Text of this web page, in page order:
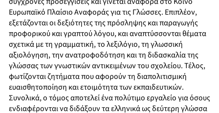
Ευρωπαϊκό Πλαίσιο Αναφοράς για τις Γλώσσες. Επιπλέον,
εξετάζονται οι δεξιότητες της πρόσληψης και παραγωγής
προφορικού και γραπτού λόγου, και αναπτύσσονται θέματα
σχετικά με τη γραμματική, το λεξιλόγιο, τη γλωσσική
αξιολόγηση, την ανατροφοδότηση και τη διδασκαλία της
γλώσσας των γνωστικών αντικειμένων του σχολείου. Τέλος,
φωτίζονται ζητήματα που αφορούν τη διαπολιτισμική
ευαισθητοποίηση και ετοιμότητα των εκπαιδευτικών.
Συνολικά, ο τόμος αποτελεί ένα πολύτιμο εργαλείο για όσους
ενδιαφέρονται να διδάξουν τα ελληνικά ως δεύτερη γλώσσα